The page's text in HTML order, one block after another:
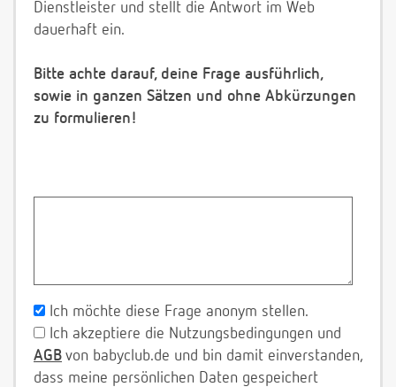
Dienstleister und stellt die Antwort im Web
dauerhaft ein.
Bitte achte darauf, deine Frage ausführlich,
sowie in ganzen Sätzen und ohne Abkürzungen
zu formulieren!
Ich möchte diese Frage anonym stellen.
Ich akzeptiere die Nutzungsbedingungen und
AGB von babyclub.de und bin damit einverstanden,
dass meine persönlichen Daten gespeichert